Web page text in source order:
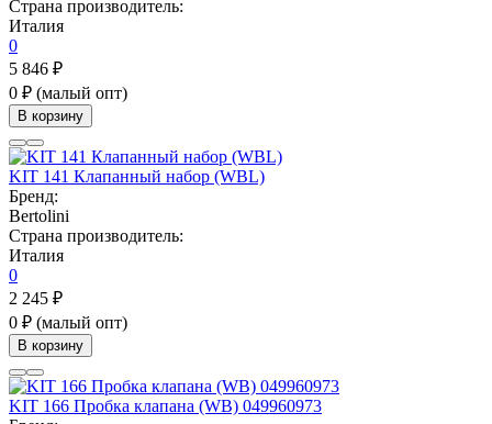
Страна производитель:
Италия
0
5 846 ₽
0 ₽ (малый опт)
В корзину
KIT 141 Клапанный набор (WBL)
Бренд:
Bertolini
Страна производитель:
Италия
0
2 245 ₽
0 ₽ (малый опт)
В корзину
KIT 166 Пробка клапана (WB) 049960973